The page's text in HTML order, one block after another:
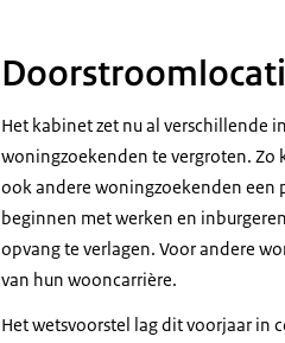
Het kabinet zet nu al verschillende
woningzoekenden te vergroten. Zo
ook andere woningzoekenden een
beginnen met werken en
opvang te verlagen. Voor andere
van hun wooncarrière.
Het wetsvoorstel lag dit voorjaar in